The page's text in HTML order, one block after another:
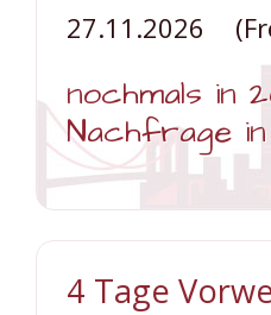
27.11.2026
nochmals in
Nachfrage
Weiterlesen …
Tage
4 Tage